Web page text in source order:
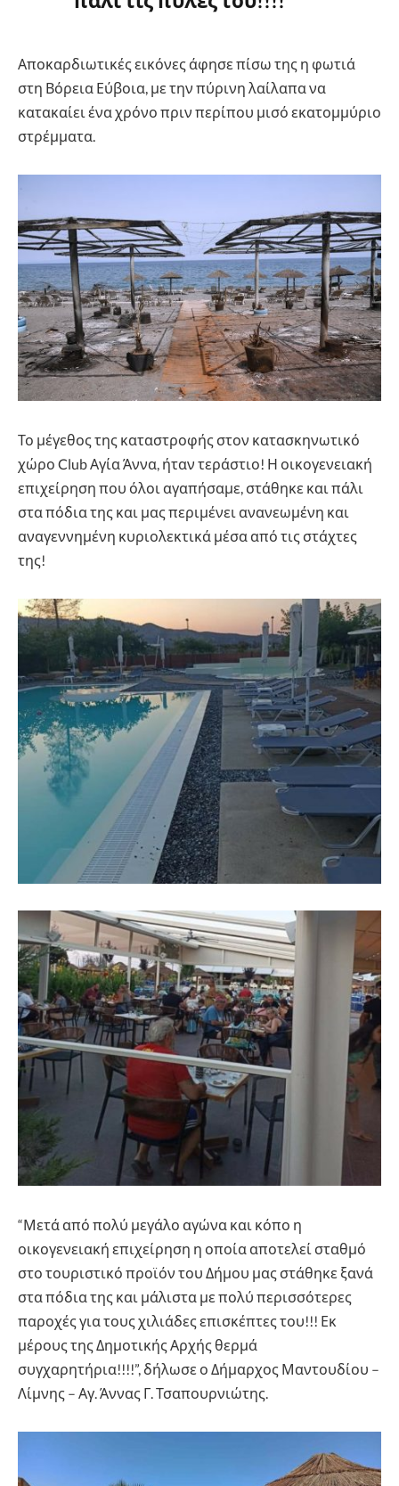
Αποκαρδιωτικές εικόνες άφησε πίσω της η φωτιά
στη Βόρεια Εύβοια, με την πύρινη λαίλαπα να
κατακαίει ένα χρόνο πριν περίπου μισό εκατομμύριο
στρέμματα.
Το μέγεθος της καταστροφής στον κατασκηνωτικό
χώρο Club Αγία Άννα, ήταν τεράστιο! Η οικογενειακή
επιχείρηση που όλοι αγαπήσαμε, στάθηκε και πάλι
στα πόδια της και μας περιμένει ανανεωμένη και
αναγεννημένη κυριολεκτικά μέσα από τις στάχτες
της!
“Μετά από πολύ μεγάλο αγώνα και κόπο η
οικογενειακή επιχείρηση η οποία αποτελεί σταθμό
στο τουριστικό προϊόν του Δήμου μας στάθηκε ξανά
στα πόδια της και μάλιστα με πολύ περισσότερες
παροχές για τους χιλιάδες επισκέπτες του!!! Εκ
μέρους της Δημοτικής Αρχής θερμά
συγχαρητήρια!!!!”, δήλωσε ο Δήμαρχος Μαντουδίου –
Λίμνης – Αγ. Άννας Γ. Τσαπουρνιώτης.